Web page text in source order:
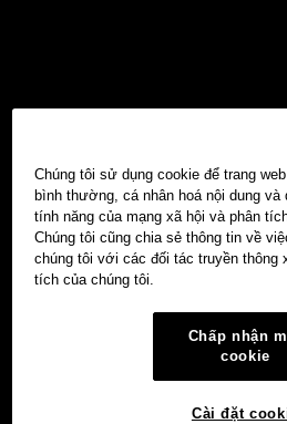
Chúng tôi sử dụng cookie để trang
bình thường, cá nhân hoá nội dung và
tính năng của mạng xã hội và phân
Chúng tôi cũng chia sẻ thông tin về
chúng tôi với các đối tác truyền thông
tích của chúng tôi.
Chấp nhận
cookie
Cài đặt